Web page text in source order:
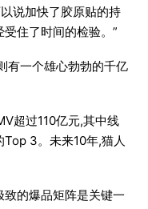
说加快了胶原贴的持
住了时间的检验。”
有一个雄心勃勃的千亿
超过110亿元,其中线
3。未来10年,猫人
的爆品矩阵是关键一